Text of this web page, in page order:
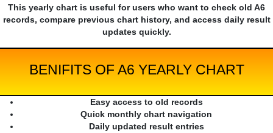
This yearly chart is useful for users who want to check old A6
records, compare previous chart history, and access daily result
updates quickly.
BENIFITS OF A6 YEARLY CHART
Easy access to old records
Quick monthly chart navigation
Daily updated result entries